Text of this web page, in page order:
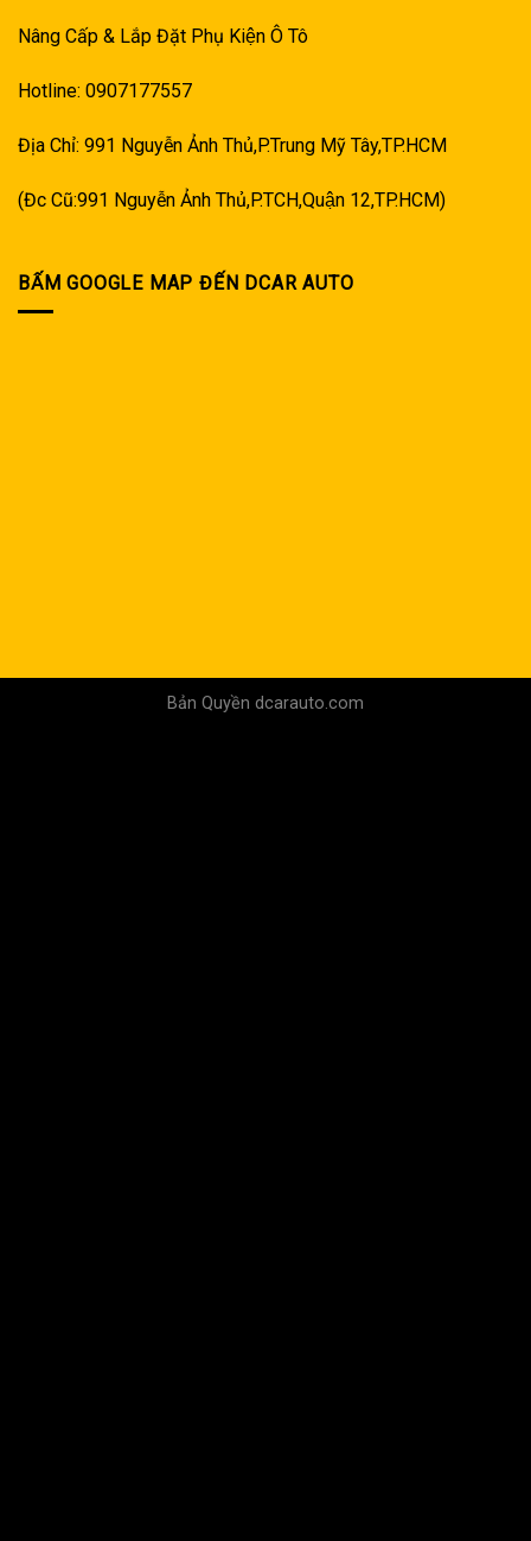
Nâng Cấp & Lắp Đặt Phụ Kiện Ô Tô
Hotline: 0907177557
Địa Chỉ: 991 Nguyễn Ảnh Thủ,P.Trung Mỹ Tây,TP.HCM
(Đc Cũ:991 Nguyễn Ảnh Thủ,P.TCH,Quận 12,TP.HCM)
BẤM GOOGLE MAP ĐẾN DCAR AUTO
Bản Quyền dcarauto.com